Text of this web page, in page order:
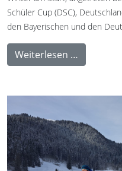
Schüler Cup (DSC),
den Bayerischen und den
Weiterlesen …